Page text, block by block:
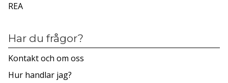
REA
Har du frågor?
Kontakt och om oss
Hur handlar jag?